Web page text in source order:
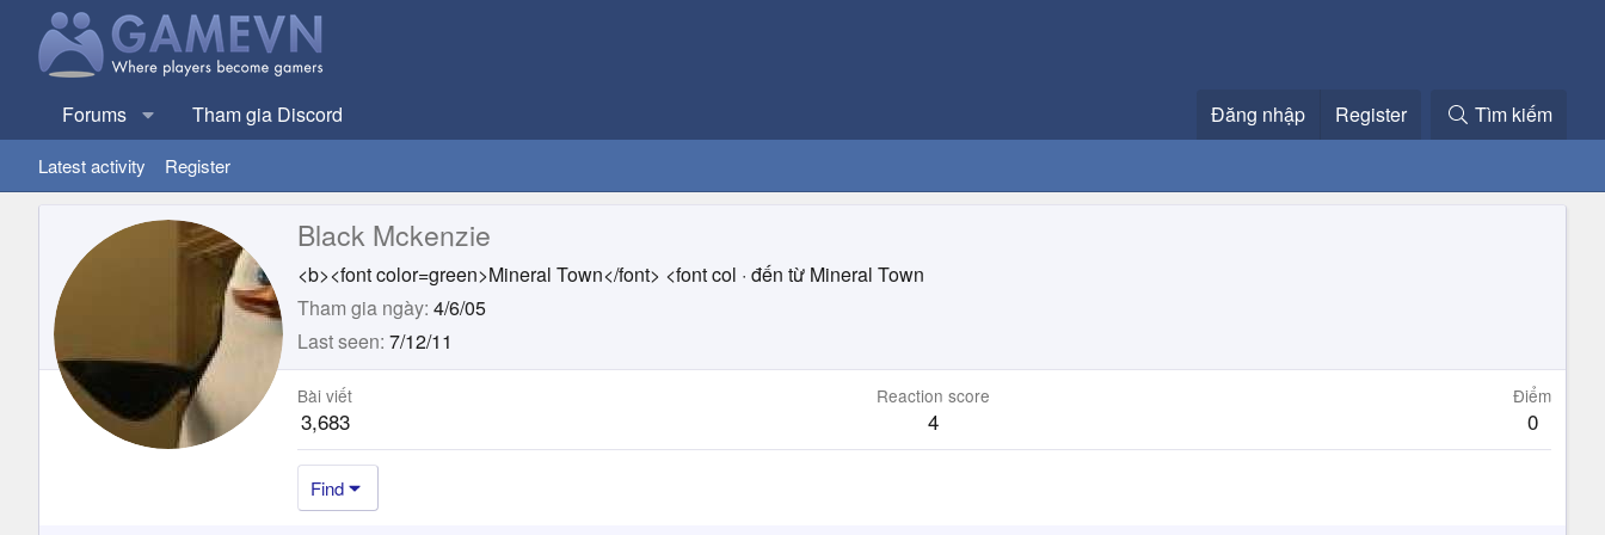
Forums Tham gia Discord Đăng nhập Register Tìm kiếm
Latest activity Register
Black Mckenzie
<b><font color=green>Mineral Town</font> <font col · đến từ Mineral Town
Tham gia ngày 4/6/05
Last seen 7/12/11
Bài viết
3,683
Reaction score
4
Điểm
0
Find